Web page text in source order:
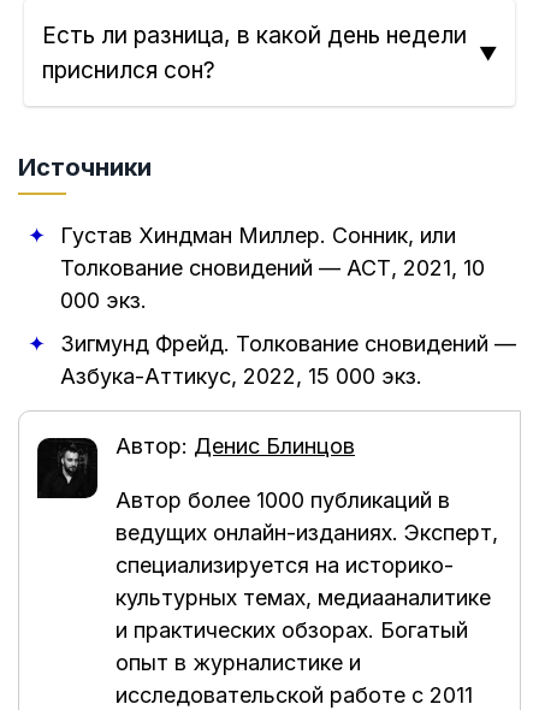
Есть ли разница, в какой день недели
приснился сон?
Источники
Густав Хиндман Миллер. Сонник, или
Толкование сновидений — АСТ, 2021, 10
000 экз.
Зигмунд Фрейд. Толкование сновидений —
Азбука-Аттикус, 2022, 15 000 экз.
Автор: Денис Блинцов
Автор более 1000 публикаций в
ведущих онлайн-изданиях. Эксперт,
специализируется на историко-
культурных темах, медиааналитике
и практических обзорах. Богатый
опыт в журналистике и
исследовательской работе с 2011